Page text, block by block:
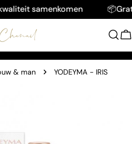
samenkomen
& man YODEYMA - IRIS